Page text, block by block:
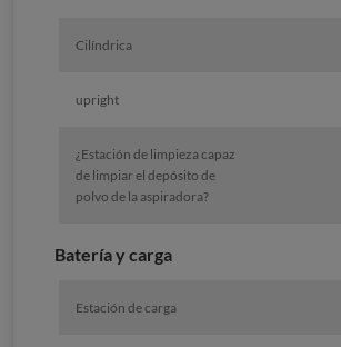
Cilíndrica
upright
¿Estación de limpieza capaz
de limpiar el depósito de
polvo de la aspiradora?
Batería y carga
Estación de carga